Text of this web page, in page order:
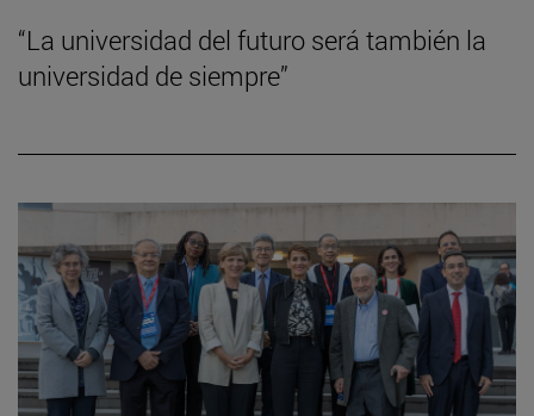
“La universidad del futuro será también la
universidad de siempre”